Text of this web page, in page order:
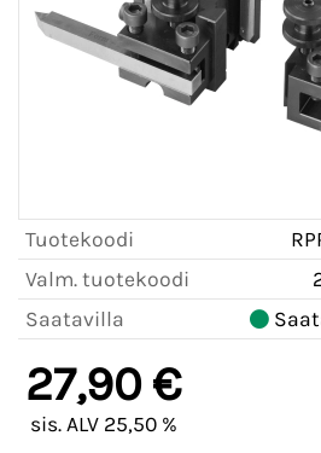
Tuotekoodi
Valm. tuotekoodi
Saatavilla
27,90 €
sis. ALV 25,50 %